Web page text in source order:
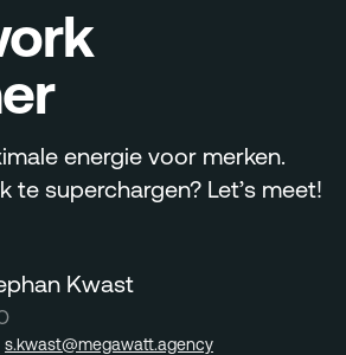
energie voor merken.
te superchargen? Let’s meet!
Kwast
s.kwast@megawatt.agency